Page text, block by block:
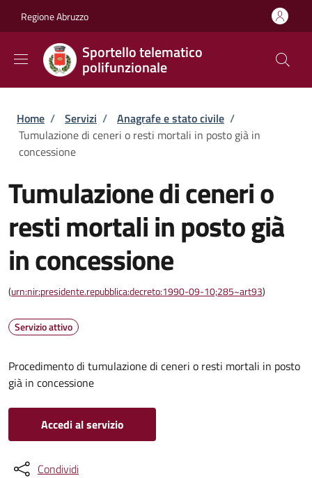
Regione Abruzzo
Sportello telematico
polifunzionale
Briciole di pane
Home / Servizi / Anagrafe e stato civile /
Tumulazione di ceneri o resti mortali in posto già in
concessione
Tumulazione di ceneri o
resti mortali in posto già
in concessione
(urn:nir:presidente.repubblica:decreto:1990-09-10;285~art93)
Servizio attivo
Procedimento di tumulazione di ceneri o resti mortali in posto
già in concessione
Accedi al servizio
Condividi